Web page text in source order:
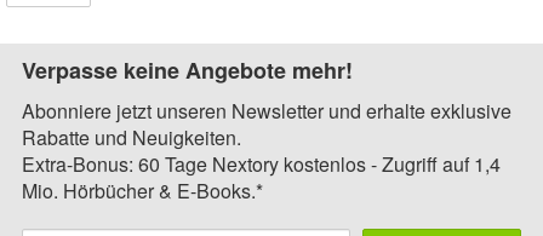
Verpasse keine Angebote mehr!
Abonniere jetzt unseren Newsletter und erhalte exklusive
Rabatte und Neuigkeiten.
Extra-Bonus: 60 Tage Nextory kostenlos - Zugriff auf 1,4
Mio. Hörbücher & E-Books.*